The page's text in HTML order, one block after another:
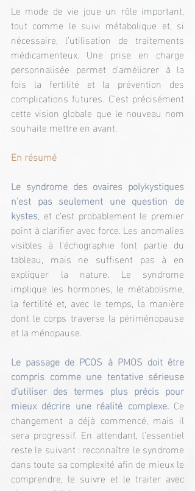
Le mode de vie joue un rôle important,
tout comme le suivi métabolique et, si
nécessaire, l’utilisation de traitements
médicamenteux. Une prise en charge
personnalisée permet d’améliorer à la
fois la fertilité et la prévention des
complications futures. C’est précisément
cette vision globale que le nouveau nom
souhaite mettre en avant.
En résumé
Le syndrome des ovaires polykystiques
n’est pas seulement une question de
kystes, et c’est probablement le premier
point à clarifier avec force. Les anomalies
visibles à l’échographie font partie du
tableau, mais ne suffisent pas à en
expliquer la nature. Le syndrome
implique les hormones, le métabolisme,
la fertilité et, avec le temps, la manière
dont le corps traverse la périménopause
et la ménopause.
Le passage de PCOS à PMOS doit être
compris comme une tentative sérieuse
d’utiliser des termes plus précis pour
mieux décrire une réalité complexe. Ce
changement a déjà commencé, mais il
sera progressif. En attendant, l’essentiel
reste le suivant : reconnaître le syndrome
dans toute sa complexité afin de mieux le
comprendre, le suivre et le traiter avec